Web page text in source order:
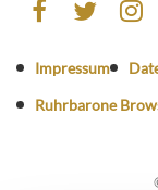
Impressum
Ruhrbarone